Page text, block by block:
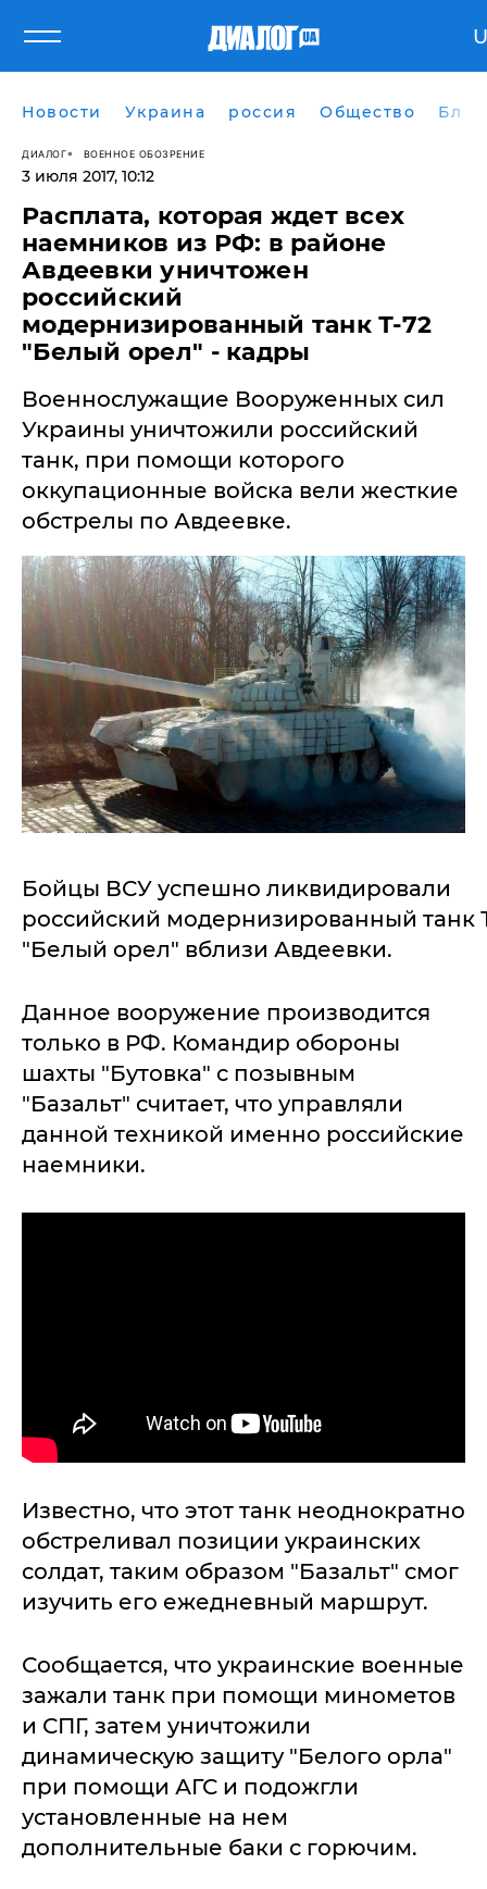
Новости Украина россия Общество
ДИАЛОГ ВОЕННОЕ ОБОЗРЕНИЕ
3 июля 2017, 10:12
Расплата, которая ждет всех
наемников из РФ: в районе
Авдеевки уничтожен
российский
модернизированный танк Т-72
"Белый орел" - кадры
Военнослужащие Вооруженных сил
Украины уничтожили российский
танк, при помощи которого
оккупационные войска вели жесткие
обстрелы по Авдеевке.
Бойцы ВСУ успешно ликвидировали
российский модернизированный танк
"Белый орел" вблизи Авдеевки.
Данное вооружение производится
только в РФ. Командир обороны
шахты "Бутовка" с позывным
"Базальт" считает, что управляли
данной техникой именно российские
наемники.
Известно, что этот танк неоднократно
обстреливал позиции украинских
солдат, таким образом "Базальт" смог
изучить его ежедневный маршрут.
Сообщается, что украинские военные
зажали танк при помощи минометов
и СПГ, затем уничтожили
динамическую защиту "Белого орла"
при помощи АГС и подожгли
установленные на нем
дополнительные баки с горючим.